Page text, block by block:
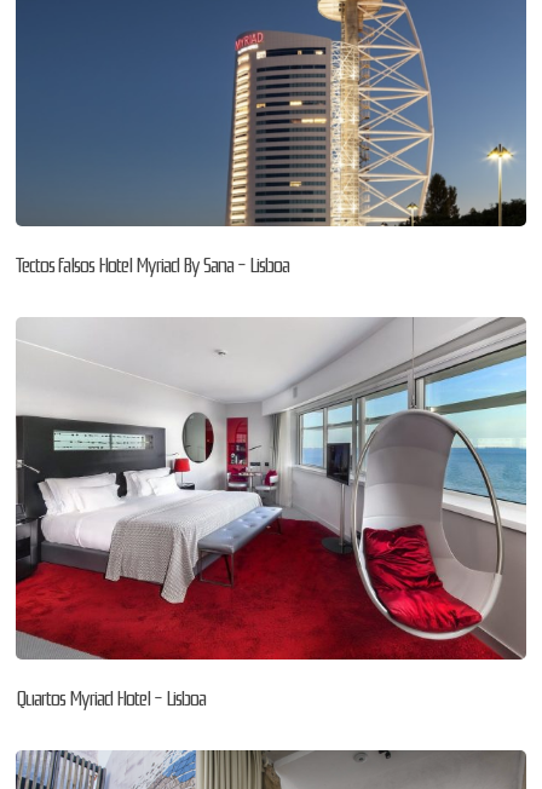
Tectos falsos Hotel Myriad By Sana – Lisboa
Quartos Myriad Hotel – Lisboa